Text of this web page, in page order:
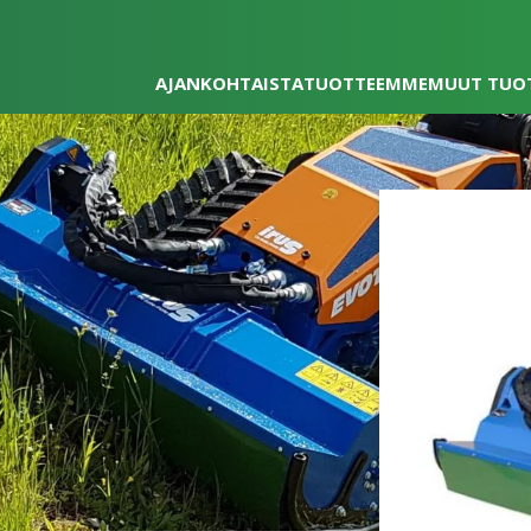
AJANKOHTAISTATUOTTEEMMEMUUT